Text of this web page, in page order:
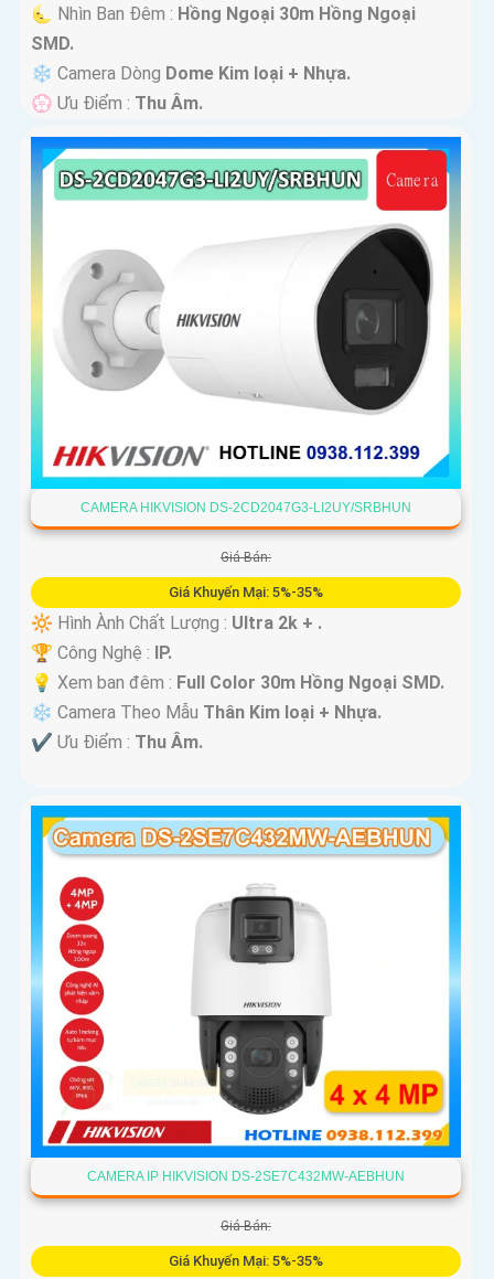
🌜 Nhìn Ban Đêm : Hồng Ngoại 30m Hồng Ngoại
SMD.
❄ Camera Dòng Dome Kim loại + Nhựa.
️💮 Ưu Điểm : Thu Âm.
CAMERA HIKVISION DS-2CD2047G3-LI2UY/SRBHUN
Giá Bán:
Giá Khuyến Mại: 5%-35%
🔆 Hình Ành Chất Lượng : Ultra 2k + .
🏆 Công Nghệ : IP.
💡 Xem ban đêm : Full Color 30m Hồng Ngoại SMD.
❄ Camera Theo Mẫu Thân Kim loại + Nhựa.
️✔️ Ưu Điểm : Thu Âm.
CAMERA IP HIKVISION DS-2SE7C432MW-AEBHUN
Giá Bán:
Giá Khuyến Mại: 5%-35%